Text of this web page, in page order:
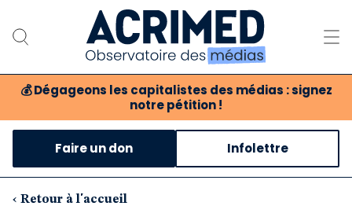
💰 Dégageons les capitalistes des médias : signez
notre pétition !
Notre association
Notre critique des médias
Nos propositions
Faire un don Infolettre
‹ Retour à l'accueil